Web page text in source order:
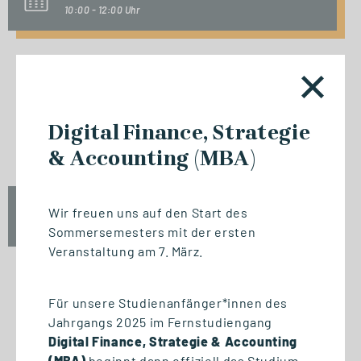
10:00 - 12:00 Uhr
Berufsbegleitend zum Master
oder MBA
Mi., 23. September 2026
Biomedizinische Informatik
Digital Finance, Strategie
& Accounting (MBA)
Wir freuen uns auf den Start des
Sommersemesters mit der ersten
Veranstaltung am 7. März.
Für unsere Studienanfänger*innen des
Jahrgangs 2025 im Fernstudiengang
Digital Finance, Strategie & Accounting